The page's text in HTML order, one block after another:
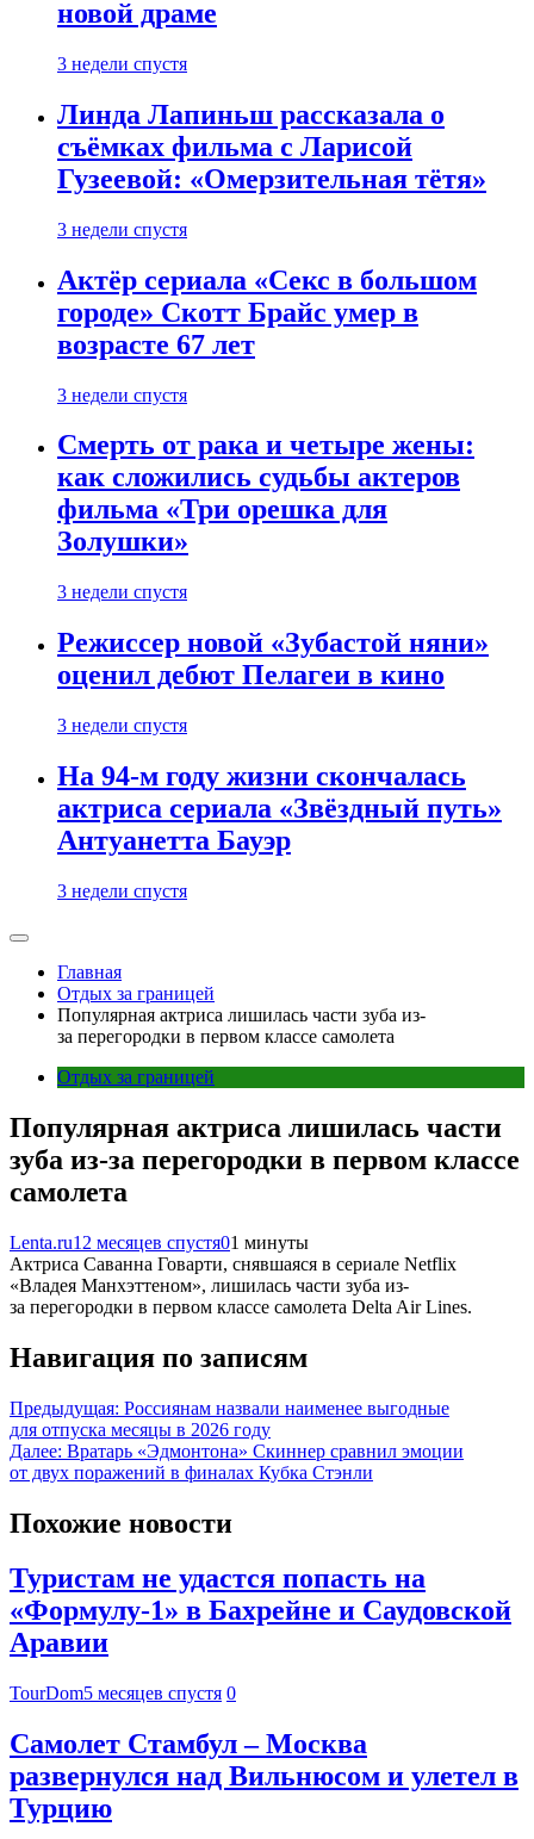
новой драме
3 недели спустя
Линда Лапиньш рассказала о
съёмках фильма с Ларисой
Гузеевой: «Омерзительная тётя»
3 недели спустя
Актёр сериала «Секс в большом
городе» Скотт Брайс умер в
возрасте 67 лет
3 недели спустя
Смерть от рака и четыре жены:
как сложились судьбы актеров
фильма «Три орешка для
Золушки»
3 недели спустя
Режиссер новой «Зубастой няни»
оценил дебют Пелагеи в кино
3 недели спустя
На 94-м году жизни скончалась
актриса сериала «Звёздный путь»
Антуанетта Бауэр
3 недели спустя
Главная
Отдых за границей
Популярная актриса лишилась части зуба из-
за перегородки в первом классе самолета
Отдых за границей
Популярная актриса лишилась части
зуба из-за перегородки в первом классе
самолета
Lenta.ru12 месяцев спустя01 минуты
Актриса Саванна Говарти, снявшаяся в сериале Netflix
«Владея Манхэттеном», лишилась части зуба из-
за перегородки в первом классе самолета Delta Air Lines.
Навигация по записям
Предыдущая: Россиянам назвали наименее выгодные
для отпуска месяцы в 2026 году
Далее: Вратарь «Эдмонтона» Скиннер сравнил эмоции
от двух поражений в финалах Кубка Стэнли
Похожие новости
Туристам не удастся попасть на
«Формулу-1» в Бахрейне и Саудовской
Аравии
TourDom5 месяцев спустя 0
Самолет Стамбул – Москва
развернулся над Вильнюсом и улетел в
Турцию